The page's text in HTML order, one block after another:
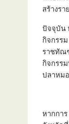
สร้างร
ปัจจุบัน
กิจกรร
ราชทัณ
กิจกรร
ปลาหม
หากกา